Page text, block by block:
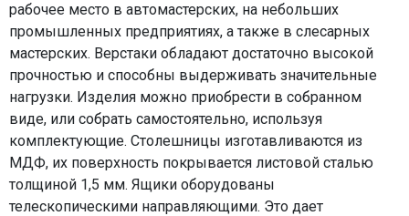
рабочее место в автомастерских, на небольших
промышленных предприятиях, а также в слесарных
мастерских. Верстаки обладают достаточно высокой
прочностью и способны выдерживать значительные
нагрузки. Изделия можно приобрести в собранном
виде, или собрать самостоятельно, используя
комплектующие. Столешницы изготавливаются из
МДФ, их поверхность покрывается листовой сталью
толщиной 1,5 мм. Ящики оборудованы
телескопическими направляющими. Это дает